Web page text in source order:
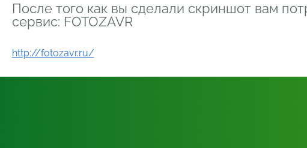
После того как вы сделали скриншот вам
сервис: FOTOZAVR
http://fotozavr.ru/